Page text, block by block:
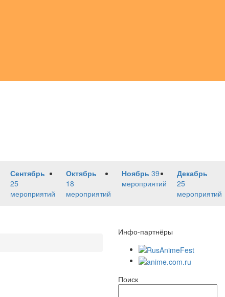
Сентябрь
25
мероприятий
Октябрь
18
мероприятий
Ноябрь 39
мероприятий
Декабрь
25
мероприятий
Инфо-партнёры
Поиск